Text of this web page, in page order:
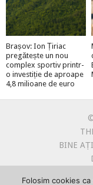
Brașov: Ion Țiriac
pregătește un nou
complex sportiv printr-
o investiție de aproape
4,8 milioane de euro
BINE
Folosim cookies